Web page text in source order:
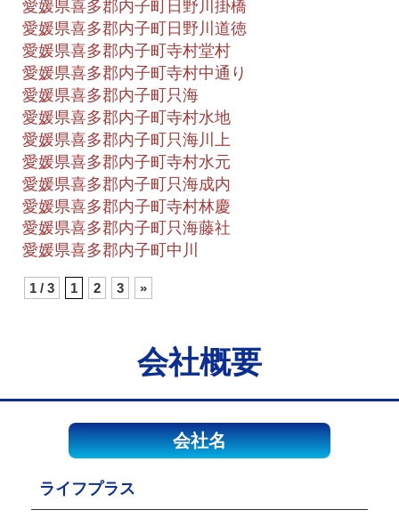
愛媛県喜多郡内子町日野川掛橋
愛媛県喜多郡内子町日野川道徳
愛媛県喜多郡内子町寺村堂村
愛媛県喜多郡内子町寺村中通り
愛媛県喜多郡内子町只海
愛媛県喜多郡内子町寺村水地
愛媛県喜多郡内子町只海川上
愛媛県喜多郡内子町寺村水元
愛媛県喜多郡内子町只海成内
愛媛県喜多郡内子町寺村林慶
愛媛県喜多郡内子町只海藤社
愛媛県喜多郡内子町中川
1 / 3 1 2 3 »
会社概要
会社名
ライフプラス